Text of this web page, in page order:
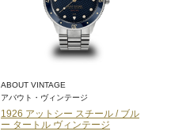
ABOUT VINTAGE
アバウト・ヴィンテージ
1926 アットシー スチール / ブル
ー タートル ヴィンテージ